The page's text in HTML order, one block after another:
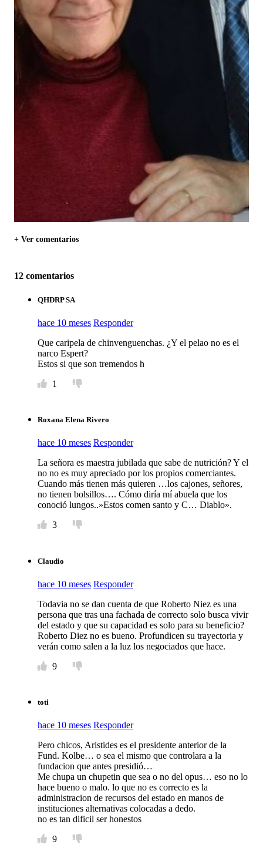
+ Ver comentarios
12 comentarios
QHDRP SA
hace 10 meses Responder
Que caripela de chinvenguenchas. ¿Y el pelao no es el
narco Espert?
Estos si que son tremendos h
1
Roxana Elena Rivero
hace 10 meses Responder
La señora es maestra jubilada que sabe de nutrición? Y el
no no es muy apreciado por los propios comerciantes.
Cuando más tienen más quieren …los cajones, señores,
no tienen bolsillos…. Cómo diría mí abuela que los
conoció lungos..»Estos comen santo y C… Diablo».
3
Claudio
hace 10 meses Responder
Todavia no se dan cuenta de que Roberto Niez es una
persona que tras una fachada de correcto solo busca vivir
del estado y que su capacidad es solo para su beneficio?
Roberto Diez no es bueno. Profundicen su trayectoria y
verán como salen a la luz los negociados que hace.
9
toti
hace 10 meses Responder
Pero chicos, Aristides es el presidente anterior de la
Fund. Kolbe… o sea el mismo que controlara a la
fundacion que antes presidió…
Me chupa un chupetin que sea o no del opus… eso no lo
hace bueno o malo. lo que no es correcto es la
administracion de recursos del estado en manos de
instituciones alternativas colocadas a dedo.
no es tan dificil ser honestos
9